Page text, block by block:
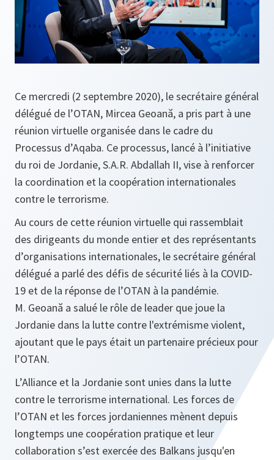
Ce mercredi (2 septembre 2020), le secrétaire général
délégué de l’OTAN, Mircea Geoană, a pris part à une
réunion virtuelle organisée dans le cadre du
Processus d’Aqaba. Ce processus, lancé à l’initiative
du roi de Jordanie, S.A.R. Abdallah II, vise à renforcer
la coordination et la coopération internationales
contre le terrorisme.
Au cours de cette réunion virtuelle qui rassemblait
des dirigeants du monde entier et des représentants
d’organisations internationales, le secrétaire général
délégué a parlé des défis de sécurité liés à la COVID-
19 et de la réponse de l’OTAN à la pandémie.
M. Geoană a salué le rôle de leader que joue la
Jordanie dans la lutte contre l'extrémisme violent,
ajoutant que le pays était un partenaire précieux pour
l’OTAN.
L’Alliance et la Jordanie sont unies dans la lutte
contre le terrorisme international. Les forces de
l’OTAN et les forces jordaniennes mènent depuis
longtemps une coopération pratique et leur
collaboration s’est exercée des Balkans jusqu'en